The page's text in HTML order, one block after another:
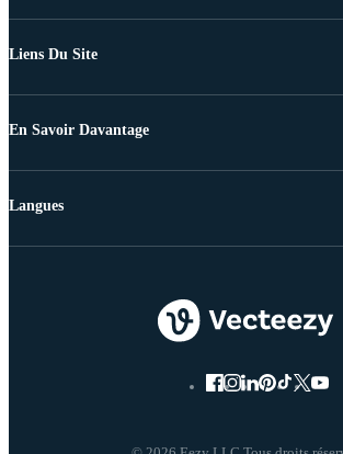
Liens Du Site
En Savoir Davantage
Langues